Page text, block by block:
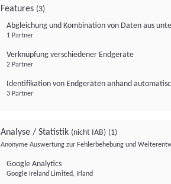
Features (3)
Abgleichung und Kombination von Daten aus
1 Partner
Verknüpfung verschiedener Endgeräte
2 Partner
Identifikation von Endgeräten anhand
3 Partner
Analyse / Statistik (nicht IAB) (1)
Anonyme Auswertung zur Fehlerbehebung und
Google Analytics
Google Ireland Limited, Irland